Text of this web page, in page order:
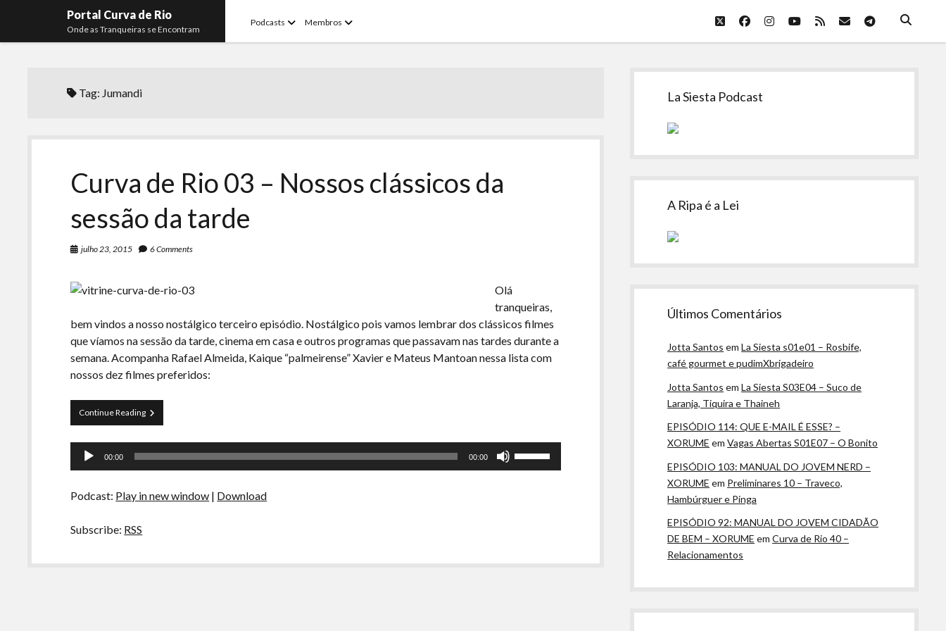
Portal Curva de Rio
Onde as Tranqueiras se Encontram
Podcasts openMembros open
twitterfacebookinstagram
youtube
rss emailtelegram
Tag: Jumandi
Curva de Rio 03 – Nossos clássicos da
sessão da tarde
julho 23, 2015 6 Comments
Olá
tranqueiras,
bem vindos a nosso nostálgico terceiro episódio. Nostálgico pois vamos lembrar dos clássicos filmes
que víamos na sessão da tarde, cinema em casa e outros programas que passavam nas tardes durante a
semana. Acompanha Rafael Almeida, Kaique “palmeirense” Xavier e Mateus Mantoan nessa lista com
nossos dez filmes preferidos:
Continue ReadingCurva
de
–
da
Tocador
00:00 00:00
Podcast: Play in new window | Download
Subscribe: RSS
Sidebar
La Siesta Podcast
A Ripa é a Lei
Últimos Comentários
Jotta Santos emLa Siesta s01e01 – Rosbife,
café gourmet e pudimXbrigadeiro
Jotta Santos emLa Siesta S03E04 – Suco de
Laranja, Tiquira e Thaineh
EPISÓDIO 114: QUE E-MAIL É ESSE? –
XORUME emVagas Abertas S01E07 – O Bonito
EPISÓDIO 103: MANUAL DO JOVEM NERD –
XORUME em Preliminares 10 – Traveco,
Hambúrguer e Pinga
EPISÓDIO 92: MANUAL DO JOVEM CIDADÃO
DE BEM – XORUME emCurva de Rio 40 –
Relacionamentos